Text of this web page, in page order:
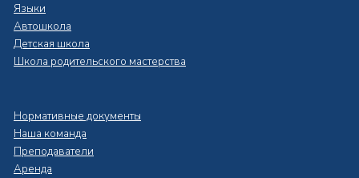
Языки
Автошкола
Детская школа
Школа родительского мастерства
Нормативные документы
Наша команда
Преподаватели
Аренда